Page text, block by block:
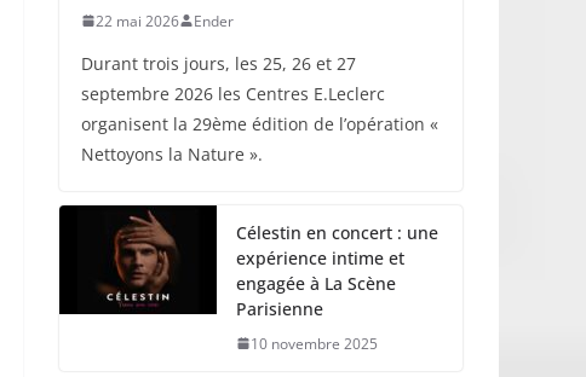
22 mai 2026 Ender
Durant trois jours, les 25, 26 et 27
septembre 2026 les Centres E.Leclerc
organisent la 29ème édition de l’opération «
Nettoyons la Nature ».
Célestin en concert : une
expérience intime et
engagée à La Scène
Parisienne
10 novembre 2025